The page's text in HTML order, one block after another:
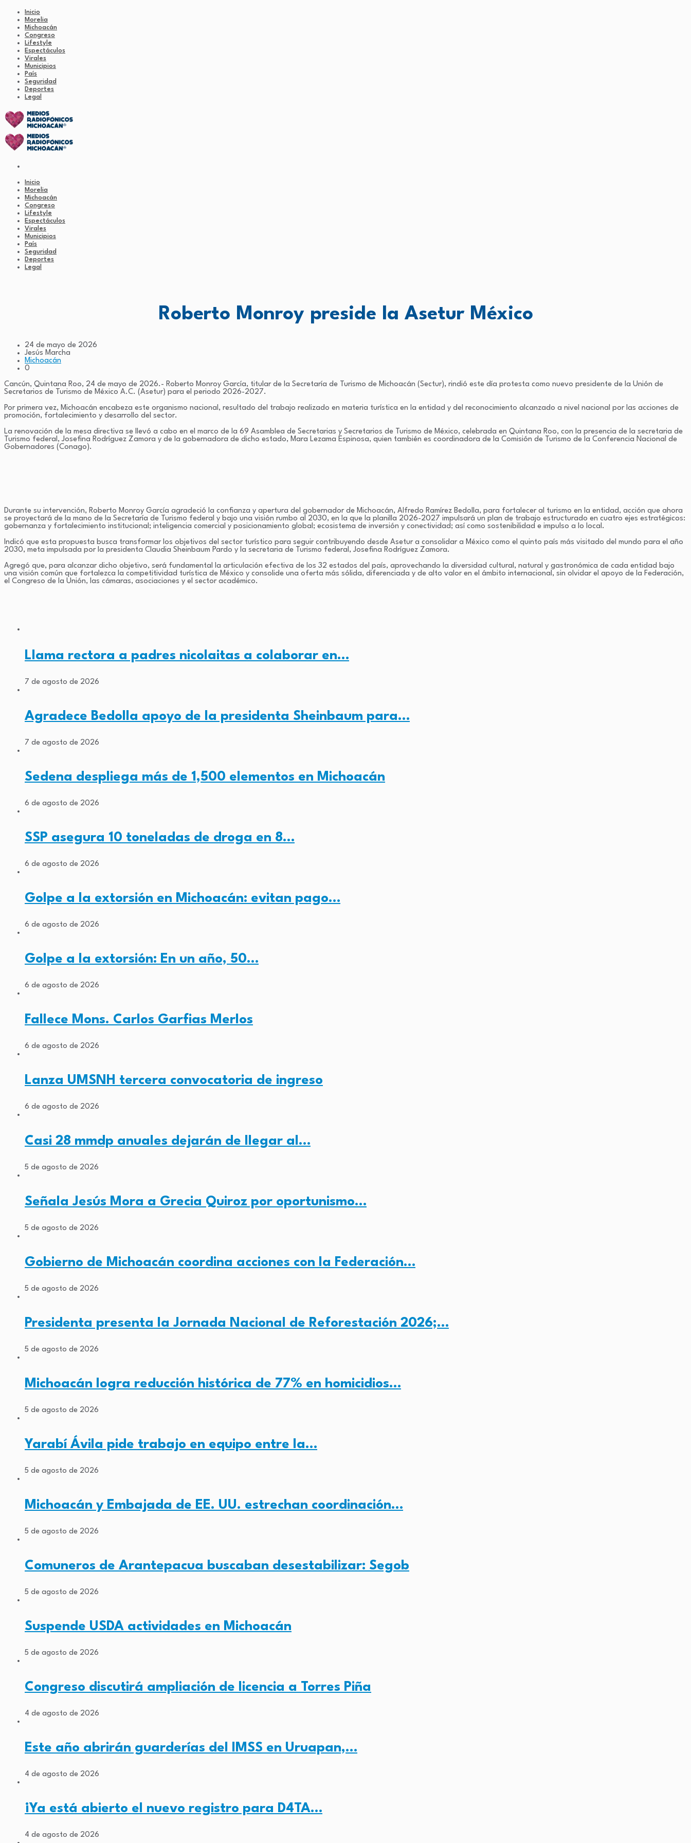
Inicio
Morelia
Michoacán
Congreso
Lifestyle
Espectáculos
Virales
Municipios
País
Seguridad
Deportes
Legal
Inicio
Morelia
Michoacán
Congreso
Lifestyle
Espectáculos
Virales
Municipios
País
Seguridad
Deportes
Legal
Roberto Monroy preside la Asetur México
24 de mayo de 2026
Jesús Marcha
Michoacán
0
Cancún, Quintana Roo, 24 de mayo de 2026.- Roberto Monroy García, titular de la Secretaría de Turismo de Michoacán (Sectur), rindió este día protesta como nuevo presidente de la Unión de
Secretarios de Turismo de México A.C. (Asetur) para el periodo 2026-2027.
Por primera vez, Michoacán encabeza este organismo nacional, resultado del trabajo realizado en materia turística en la entidad y del reconocimiento alcanzado a nivel nacional por las acciones de
promoción, fortalecimiento y desarrollo del sector.
La renovación de la mesa directiva se llevó a cabo en el marco de la 69 Asamblea de Secretarias y Secretarios de Turismo de México, celebrada en Quintana Roo, con la presencia de la secretaria de
Turismo federal, Josefina Rodríguez Zamora y de la gobernadora de dicho estado, Mara Lezama Espinosa, quien también es coordinadora de la Comisión de Turismo de la Conferencia Nacional de
Gobernadores (Conago).
Durante su intervención, Roberto Monroy García agradeció la confianza y apertura del gobernador de Michoacán, Alfredo Ramírez Bedolla, para fortalecer al turismo en la entidad, acción que ahora
se proyectará de la mano de la Secretaría de Turismo federal y bajo una visión rumbo al 2030, en la que la planilla 2026-2027 impulsará un plan de trabajo estructurado en cuatro ejes estratégicos:
gobernanza y fortalecimiento institucional; inteligencia comercial y posicionamiento global; ecosistema de inversión y conectividad; así como sostenibilidad e impulso a lo local.
Indicó que esta propuesta busca transformar los objetivos del sector turístico para seguir contribuyendo desde Asetur a consolidar a México como el quinto país más visitado del mundo para el año
2030, meta impulsada por la presidenta Claudia Sheinbaum Pardo y la secretaria de Turismo federal, Josefina Rodríguez Zamora.
Agregó que, para alcanzar dicho objetivo, será fundamental la articulación efectiva de los 32 estados del país, aprovechando la diversidad cultural, natural y gastronómica de cada entidad bajo
una visión común que fortalezca la competitividad turística de México y consolide una oferta más sólida, diferenciada y de alto valor en el ámbito internacional, sin olvidar el apoyo de la Federación,
el Congreso de la Unión, las cámaras, asociaciones y el sector académico.
Llama rectora a padres nicolaitas a colaborar en…
7 de agosto de 2026
Agradece Bedolla apoyo de la presidenta Sheinbaum para…
7 de agosto de 2026
Sedena despliega más de 1,500 elementos en Michoacán
6 de agosto de 2026
SSP asegura 10 toneladas de droga en 8…
6 de agosto de 2026
Golpe a la extorsión en Michoacán: evitan pago…
6 de agosto de 2026
Golpe a la extorsión: En un año, 50…
6 de agosto de 2026
Fallece Mons. Carlos Garfias Merlos
6 de agosto de 2026
Lanza UMSNH tercera convocatoria de ingreso
6 de agosto de 2026
Casi 28 mmdp anuales dejarán de llegar al…
5 de agosto de 2026
Señala Jesús Mora a Grecia Quiroz por oportunismo…
5 de agosto de 2026
Gobierno de Michoacán coordina acciones con la Federación…
5 de agosto de 2026
Presidenta presenta la Jornada Nacional de Reforestación 2026;…
5 de agosto de 2026
Michoacán logra reducción histórica de 77% en homicidios…
5 de agosto de 2026
Yarabí Ávila pide trabajo en equipo entre la…
5 de agosto de 2026
Michoacán y Embajada de EE. UU. estrechan coordinación…
5 de agosto de 2026
Comuneros de Arantepacua buscaban desestabilizar: Segob
5 de agosto de 2026
Suspende USDA actividades en Michoacán
5 de agosto de 2026
Congreso discutirá ampliación de licencia a Torres Piña
4 de agosto de 2026
Este año abrirán guarderías del IMSS en Uruapan,…
4 de agosto de 2026
¡Ya está abierto el nuevo registro para D4TA…
4 de agosto de 2026